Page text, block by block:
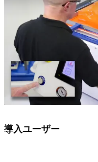
導入ユーザー